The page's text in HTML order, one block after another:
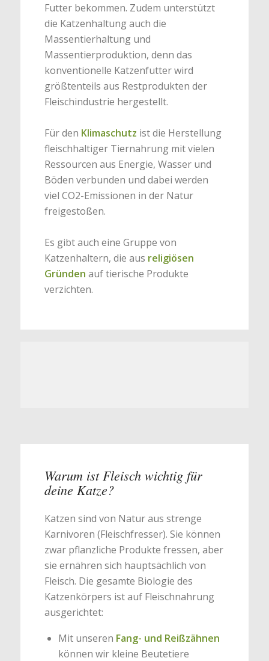
Futter bekommen. Zudem unterstützt
die Katzenhaltung auch die
Massentierhaltung und
Massentierproduktion, denn das
konventionelle Katzenfutter wird
größtenteils aus Restprodukten der
Fleischindustrie hergestellt.
Für den Klimaschutz ist die Herstellung
fleischhaltiger Tiernahrung mit vielen
Ressourcen aus Energie, Wasser und
Böden verbunden und dabei werden
viel CO2-Emissionen in der Natur
freigestoßen.
Es gibt auch eine Gruppe von
Katzenhaltern, die aus religiösen
Gründen auf tierische Produkte
verzichten.
Warum ist Fleisch wichtig für
deine Katze?
Katzen sind von Natur aus strenge
Karnivoren (Fleischfresser). Sie können
zwar pflanzliche Produkte fressen, aber
sie ernähren sich hauptsächlich von
Fleisch. Die gesamte Biologie des
Katzenkörpers ist auf Fleischnahrung
ausgerichtet:
Mit unseren Fang- und Reißzähnen
können wir kleine Beutetiere